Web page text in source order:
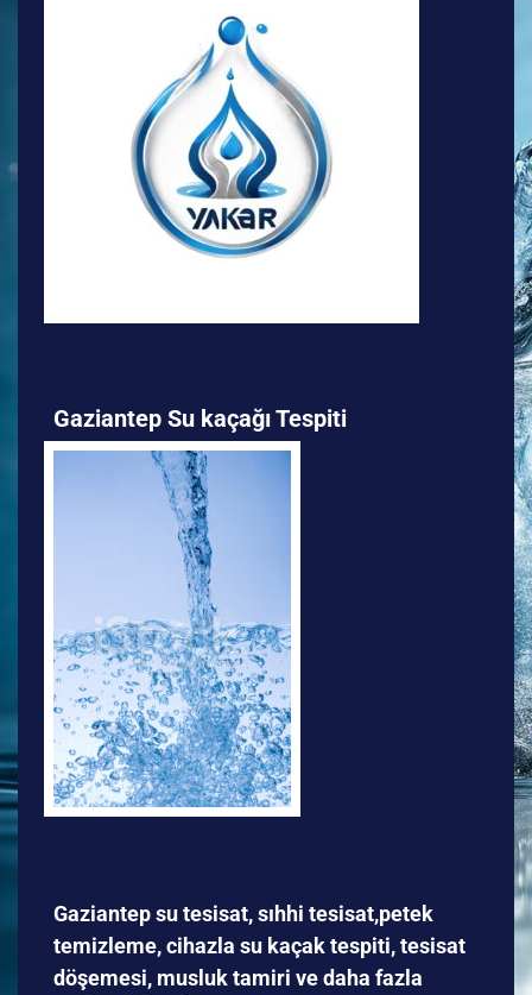
Gaziantep Su kaçağı Tespiti
Gaziantep su tesisat, sıhhi tesisat,petek
temizleme, cihazla su kaçak tespiti, tesisat
döşemesi, musluk tamiri ve daha fazla